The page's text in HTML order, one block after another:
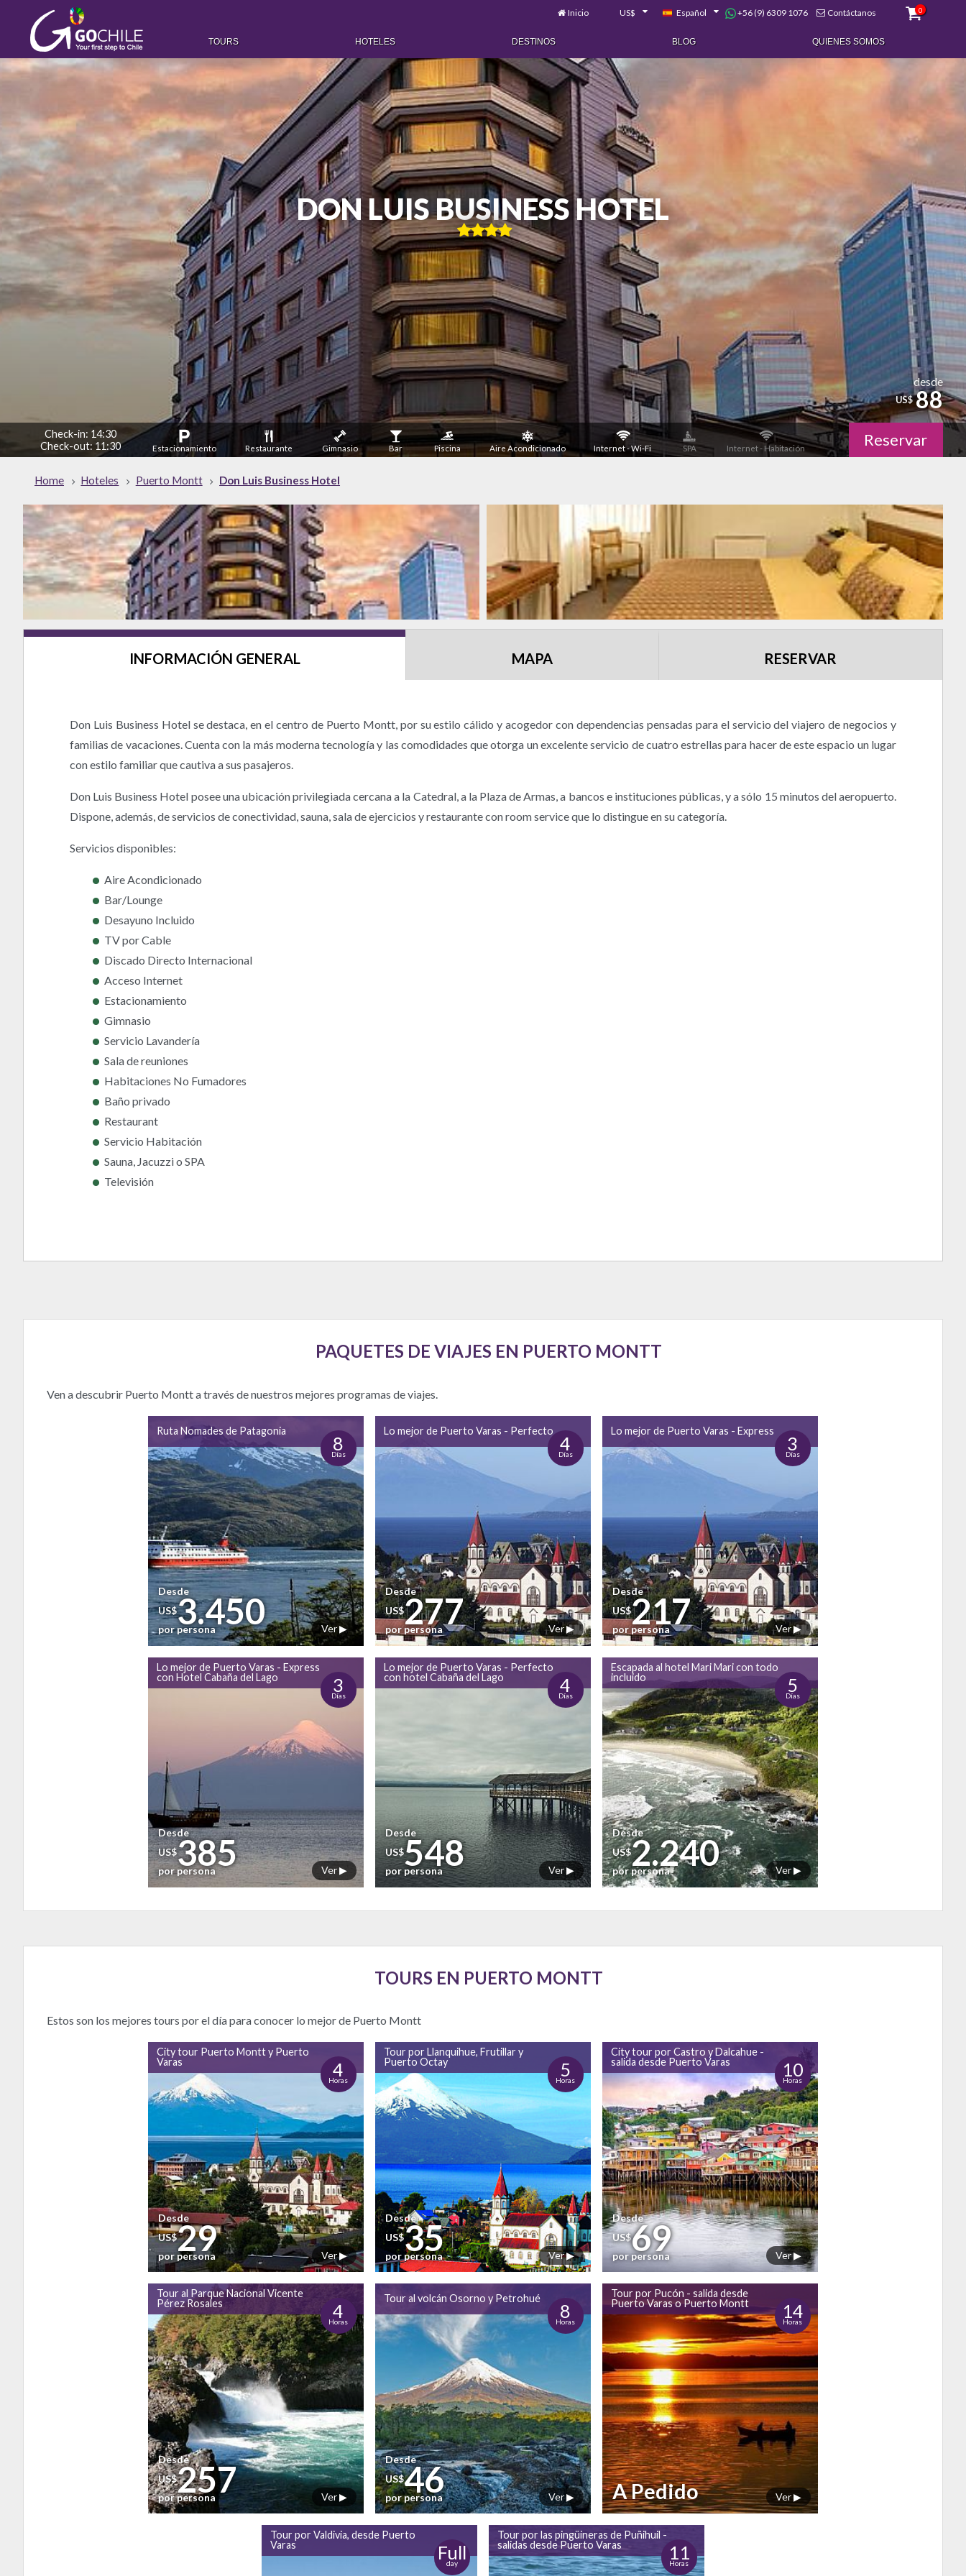
Inicio US$ Español +56 (9) 6309 1076 Contáctanos 0
TOURS HOTELES DESTINOS BLOG QUIENES SOMOS
DON LUIS BUSINESS HOTEL

desde
US$ 88
Check-in: 14:30
Check-out: 11:30
Estacionamiento Restaurante Gimnasio Bar Piscina Aire Acondicionado Internet - Wi-Fi SPA Internet - Habitación Reservar
Home Hoteles Puerto Montt Don Luis Business Hotel
INFORMACIÓN GENERAL MAPA RESERVAR
Don Luis Business Hotel se destaca, en el centro de Puerto Montt, por su estilo cálido y acogedor con dependencias pensadas para el servicio del viajero de negocios y
familias de vacaciones. Cuenta con la más moderna tecnología y las comodidades que otorga un excelente servicio de cuatro estrellas para hacer de este espacio un lugar
con estilo familiar que cautiva a sus pasajeros.
Don Luis Business Hotel posee una ubicación privilegiada cercana a la Catedral, a la Plaza de Armas, a bancos e instituciones públicas, y a sólo 15 minutos del aeropuerto.
Dispone, además, de servicios de conectividad, sauna, sala de ejercicios y restaurante con room service que lo distingue en su categoría.
Servicios disponibles:
Aire Acondicionado
Bar/Lounge
Desayuno Incluido
TV por Cable
Discado Directo Internacional
Acceso Internet
Estacionamiento
Gimnasio
Servicio Lavandería
Sala de reuniones
Habitaciones No Fumadores
Baño privado
Restaurant
Servicio Habitación
Sauna, Jacuzzi o SPA
Televisión
PAQUETES DE VIAJES EN PUERTO MONTT
Ven a descubrir Puerto Montt a través de nuestros mejores programas de viajes.
Ruta Nomades de Patagonia
8
Días
Ver ▶
Desde
US$3.450
por persona
Lo mejor de Puerto Varas - Perfecto
4
Días
Ver ▶
Desde
US$277
por persona
Lo mejor de Puerto Varas - Express
3
Días
Ver ▶
Desde
US$217
por persona
Lo mejor de Puerto Varas - Express
con Hotel Cabaña del Lago
3
Días
Ver ▶
Desde
US$385
por persona
Lo mejor de Puerto Varas - Perfecto
con hotel Cabaña del Lago
4
Días
Ver ▶
Desde
US$548
por persona
Escapada al hotel Mari Mari con todo
incluido
5
Días
Ver ▶
Desde
US$2.240
por persona
TOURS EN PUERTO MONTT
Estos son los mejores tours por el día para conocer lo mejor de Puerto Montt
City tour Puerto Montt y Puerto
Varas
4
Horas
Ver ▶
Desde
US$29
por persona
Tour por Llanquihue, Frutillar y
Puerto Octay
5
Horas
Ver ▶
Desde
US$35
por persona
City tour por Castro y Dalcahue -
salida desde Puerto Varas
10
Horas
Ver ▶
Desde
US$69
por persona
Tour al Parque Nacional Vicente
Pérez Rosales
4
Horas
Ver ▶
Desde
US$257
por persona
Tour al volcán Osorno y Petrohué
8
Horas
Ver ▶
Desde
US$46
por persona
Tour por Pucón - salida desde
Puerto Varas o Puerto Montt
14
Horas
Ver ▶
A Pedido
Tour por Valdivia, desde Puerto
Varas
Full
day
Tour por las pingüineras de Puñihuil -
salidas desde Puerto Varas
11
Horas